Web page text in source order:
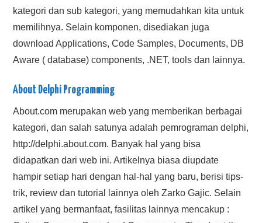
kategori dan sub kategori, yang memudahkan kita untuk
memilihnya. Selain komponen, disediakan juga
download Applications, Code Samples, Documents, DB
Aware ( database) components, .NET, tools dan lainnya.
About Delphi Programming
About.com merupakan web yang memberikan berbagai
kategori, dan salah satunya adalah pemrograman delphi,
http://delphi.about.com. Banyak hal yang bisa
didapatkan dari web ini. Artikelnya biasa diupdate
hampir setiap hari dengan hal-hal yang baru, berisi tips-
trik, review dan tutorial lainnya oleh Zarko Gajic. Selain
artikel yang bermanfaat, fasilitas lainnya mencakup :